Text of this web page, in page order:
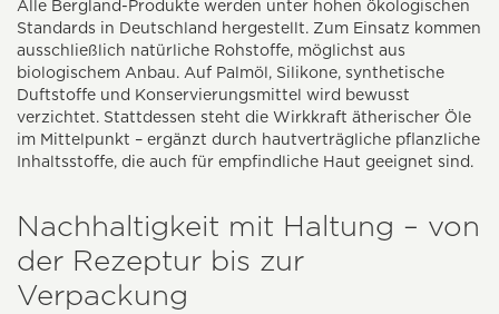
Alle Bergland-Produkte werden unter hohen ökologischen
Standards in Deutschland hergestellt. Zum Einsatz kommen
ausschließlich natürliche Rohstoffe, möglichst aus
biologischem Anbau. Auf Palmöl, Silikone, synthetische
Duftstoffe und Konservierungsmittel wird bewusst
verzichtet. Stattdessen steht die Wirkkraft ätherischer Öle
im Mittelpunkt – ergänzt durch hautverträgliche pflanzliche
Inhaltsstoffe, die auch für empfindliche Haut geeignet sind.
Nachhaltigkeit mit Haltung – von
der Rezeptur bis zur
Verpackung